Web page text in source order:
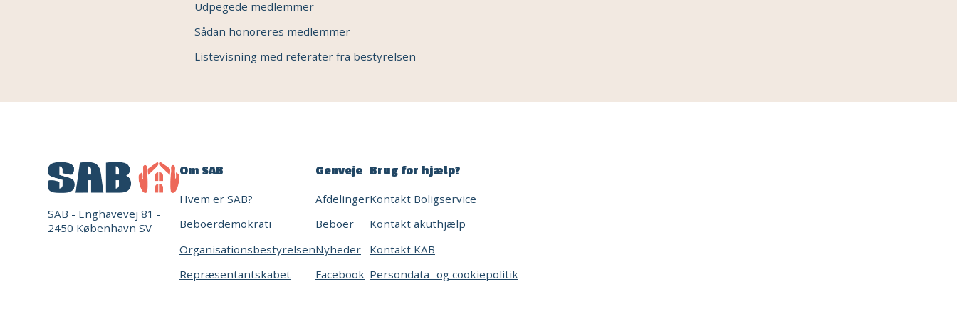
Udpegede medlemmer
Sådan honoreres medlemmer
Listevisning med referater fra bestyrelsen
SAB - Enghavevej 81 -
2450 København SV
Om SAB
Hvem er SAB?
Beboerdemokrati
Organisationsbestyrelsen
Repræsentantskabet
Genveje
Afdelinger
Beboer
Nyheder
Facebook
Brug for hjælp?
Kontakt Boligservice
Kontakt akuthjælp
Kontakt KAB
Persondata- og cookiepolitik